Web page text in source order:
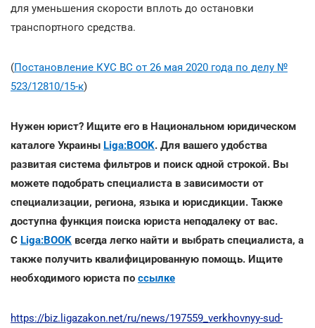
для уменьшения скорости вплоть до остановки
транспортного средства.
(Постановление КУС ВС от 26 мая 2020 года по делу №
523/12810/15-к)
Нужен юрист? Ищите его в Национальном юридическом
каталоге Украины Liga:BOOK. Для вашего удобства
развитая система фильтров и поиск одной строкой. Вы
можете подобрать специалиста в зависимости от
специализации, региона, языка и юрисдикции. Также
доступна функция поиска юриста неподалеку от вас.
С Liga:BOOK всегда легко найти и выбрать специалиста, а
также получить квалифицированную помощь. Ищите
необходимого юриста по ссылке
https://biz.ligazakon.net/ru/news/197559_verkhovnyy-sud-